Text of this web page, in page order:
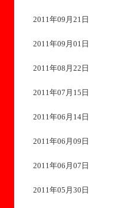
2011年09月21日
2011年09月01日
2011年08月22日
2011年07月15日
2011年06月14日
2011年06月09日
2011年06月07日
2011年05月30日